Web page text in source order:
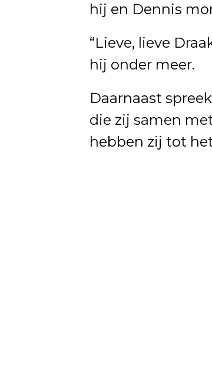
hij en Dennis
“Lieve, lieve
hij onder meer.
Daarnaast
die zij samen
hebben zij tot